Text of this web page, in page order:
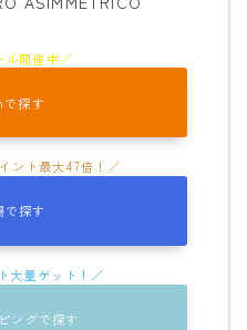
探す
で探す
ングで探す